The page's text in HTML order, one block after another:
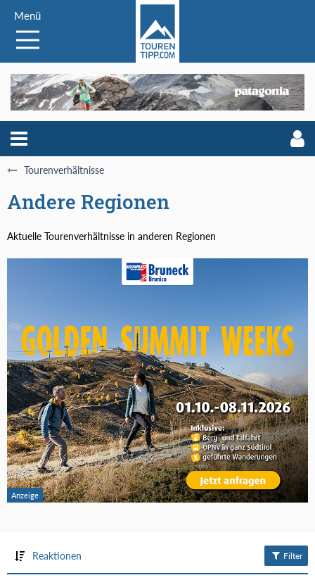
Menü
Tourenverhältnisse
Andere Regionen
Aktuelle Tourenverhältnisse in anderen Regionen
Reaktionen Filter